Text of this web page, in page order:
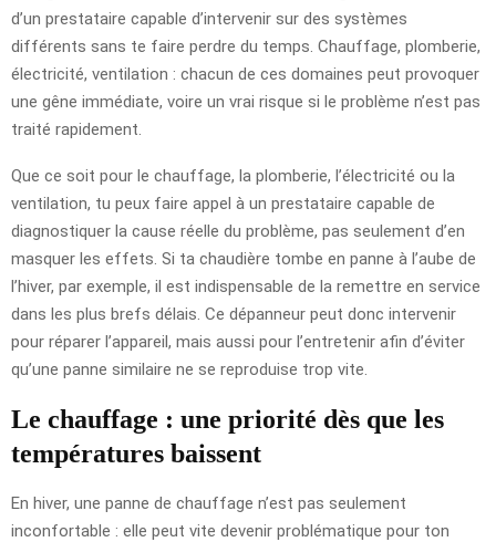
d’un prestataire capable d’intervenir sur des systèmes
différents sans te faire perdre du temps. Chauffage, plomberie,
électricité, ventilation : chacun de ces domaines peut provoquer
une gêne immédiate, voire un vrai risque si le problème n’est pas
traité rapidement.
Que ce soit pour le chauffage, la plomberie, l’électricité ou la
ventilation, tu peux faire appel à un prestataire capable de
diagnostiquer la cause réelle du problème, pas seulement d’en
masquer les effets. Si ta chaudière tombe en panne à l’aube de
l’hiver, par exemple, il est indispensable de la remettre en service
dans les plus brefs délais. Ce dépanneur peut donc intervenir
pour réparer l’appareil, mais aussi pour l’entretenir afin d’éviter
qu’une panne similaire ne se reproduise trop vite.
Le chauffage : une priorité dès que les
températures baissent
En hiver, une panne de chauffage n’est pas seulement
inconfortable : elle peut vite devenir problématique pour ton